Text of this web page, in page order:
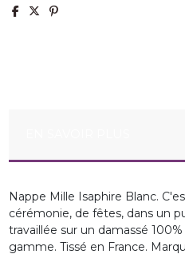
Nappe Mille Isaphire Blanc.
cérémonie, de fêtes, dans un
travaillée sur un damassé
gamme. Tissé en France.